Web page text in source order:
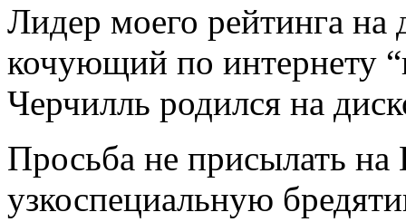
Лидер моего рейтинга на
кочующий по интернету
Черчилль родился на
Просьба не присылать
узкоспециальную